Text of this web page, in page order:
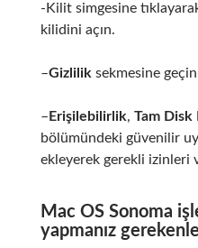
-Kilit simgesine
kilidini açın.
–Gizlilik sekmesine
– Erişilebilirlik, Tam Disk
bölümündeki güvenilir
ekleyerek gerekli izinleri
Mac OS Sonoma
yapmanız